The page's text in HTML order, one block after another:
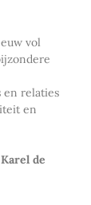
vol
en relaties
en
Karel de